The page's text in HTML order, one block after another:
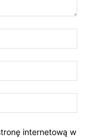
internetową w